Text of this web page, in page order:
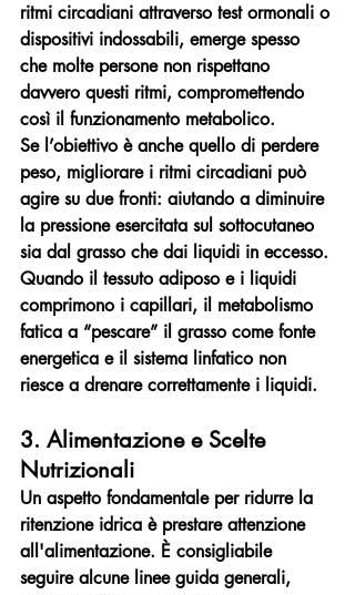
ritmi circadiani attraverso test ormonali o
dispositivi indossabili, emerge spesso
che molte persone non rispettano
davvero questi ritmi, compromettendo
così il funzionamento metabolico.
Se l’obiettivo è anche quello di perdere
peso, migliorare i ritmi circadiani può
agire su due fronti: aiutando a diminuire
la pressione esercitata sul sottocutaneo
sia dal grasso che dai liquidi in eccesso.
Quando il tessuto adiposo e i liquidi
comprimono i capillari, il metabolismo
fatica a “pescare” il grasso come fonte
energetica e il sistema linfatico non
riesce a drenare correttamente i liquidi.
3. Alimentazione e Scelte
Nutrizionali
Un aspetto fondamentale per ridurre la
ritenzione idrica è prestare attenzione
all'alimentazione. È consigliabile
seguire alcune linee guida generali,